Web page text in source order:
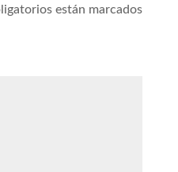
están marcados